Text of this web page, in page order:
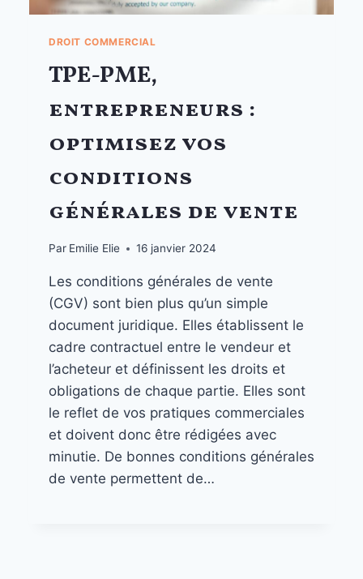
DROIT COMMERCIAL
TPE-PME,
entrepreneurs :
optimisez vos
conditions
générales de vente
Par Emilie Elie 16 janvier 2024
Les conditions générales de vente
(CGV) sont bien plus qu’un simple
document juridique. Elles établissent le
cadre contractuel entre le vendeur et
l’acheteur et définissent les droits et
obligations de chaque partie. Elles sont
le reflet de vos pratiques commerciales
et doivent donc être rédigées avec
minutie. De bonnes conditions générales
de vente permettent de…